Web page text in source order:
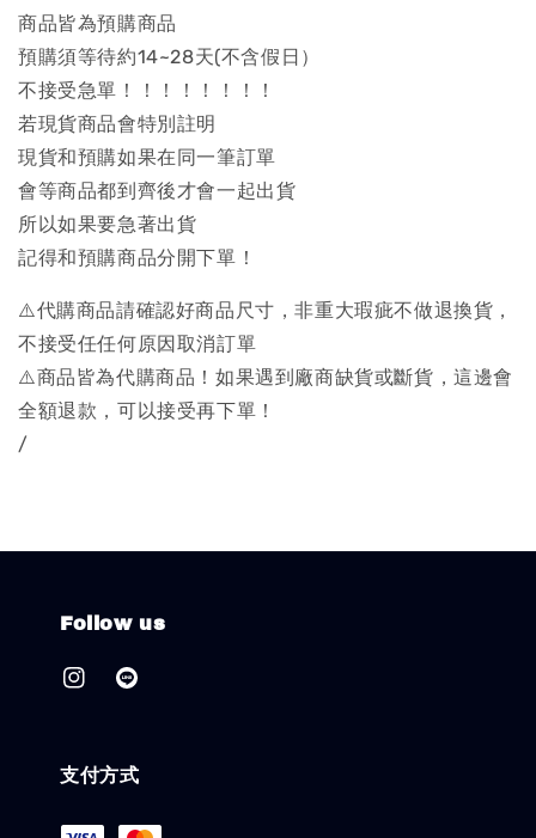
商品皆為預購商品
預購須等待約14~28天(不含假日）
不接受急單！！！！！！！！
若現貨商品會特別註明
現貨和預購如果在同一筆訂單
會等商品都到齊後才會一起出貨
所以如果要急著出貨
記得和預購商品分開下單！
⚠️代購商品請確認好商品尺寸，非重大瑕疵不做退換貨，
不接受任任何原因取消訂單
⚠️商品皆為代購商品！如果遇到廠商缺貨或斷貨，這邊會
全額退款，可以接受再下單！
/
Follow us
支付方式